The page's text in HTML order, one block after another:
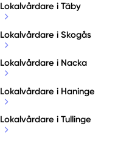
Lokalvårdare i Täby
Lokalvårdare i Skogås
Lokalvårdare i Nacka
Lokalvårdare i Haninge
Lokalvårdare i Tullinge